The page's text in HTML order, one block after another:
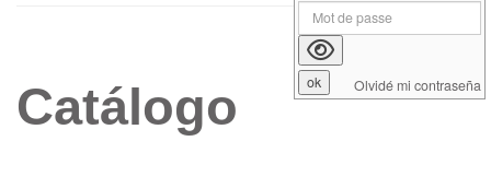
Catálogo Olvidé mi contraseña